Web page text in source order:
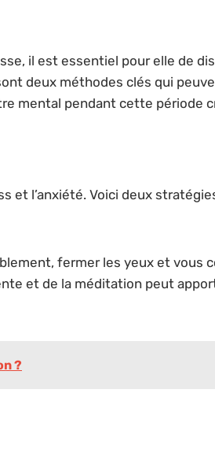
il est essentiel pour elle de
deux méthodes clés qui
mental pendant cette période
et l’anxiété. Voici deux
fermer les yeux et vous
et de la méditation peut
?